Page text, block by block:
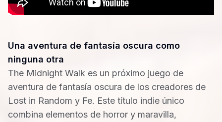
Una aventura de fantasía oscura como
ninguna otra
The Midnight Walk es un próximo juego de
aventura de fantasía oscura de los creadores de
Lost in Random y Fe. Este título indie único
combina elementos de horror y maravilla,